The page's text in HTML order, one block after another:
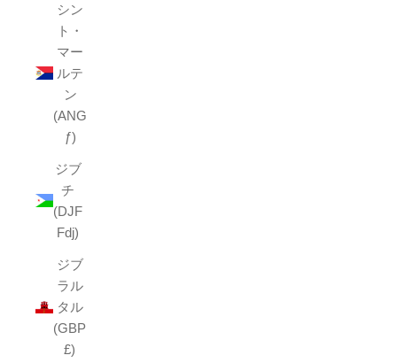
シン
ト・
マー
ルテ
ン
(ANG
ƒ)
ジブ
チ
(DJF
Fdj)
ジブ
ラル
タル
(GBP
£)